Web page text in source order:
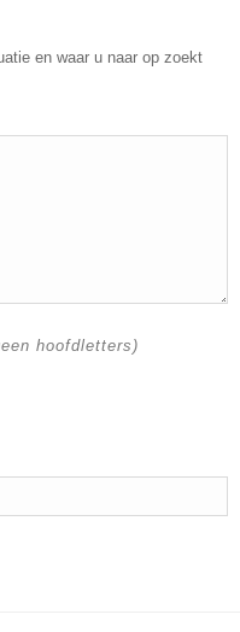
en waar u naar op zoekt
hoofdletters)